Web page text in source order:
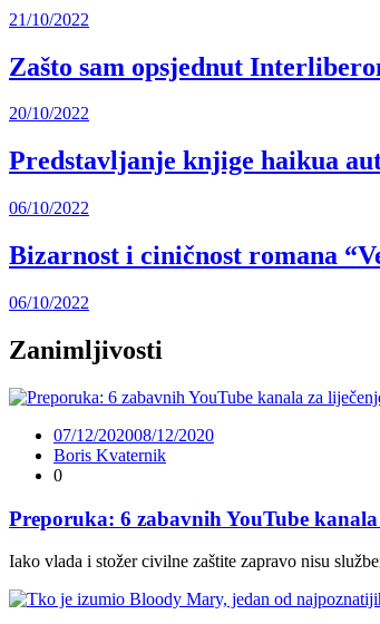
21/10/2022
Zašto sam opsjednut
20/10/2022
Predstavljanje knjige haikua
06/10/2022
Bizarnost i ciničnost romana
06/10/2022
Zanimljivosti
07/12/202008/12/2020
Boris Kvaternik
0
Preporuka: 6 zabavnih YouTube
Iako vlada i stožer civilne zaštite zapravo nisu